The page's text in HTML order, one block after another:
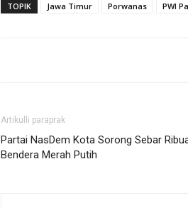
TOPIK Jawa Timur Porwanas PWI
Artikulli paraprak
Partai NasDem Kota Sorong Sebar
Bendera Merah Putih